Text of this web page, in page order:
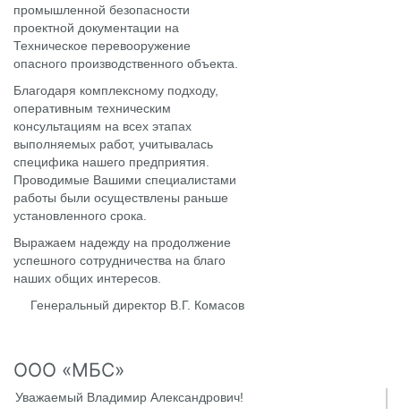
промышленной безопасности
проектной документации на
Техническое перевооружение
опасного производственного объекта.
Благодаря комплексному подходу,
оперативным техническим
консультациям на всех этапах
выполняемых работ, учитывалась
специфика нашего предприятия.
Проводимые Вашими специалистами
работы были осуществлены раньше
установленного срока.
Выражаем надежду на продолжение
успешного сотрудничества на благо
наших общих интересов.
Генеральный директор В.Г. Комасов
ООО «МБС»
Уважаемый Владимир Александрович!